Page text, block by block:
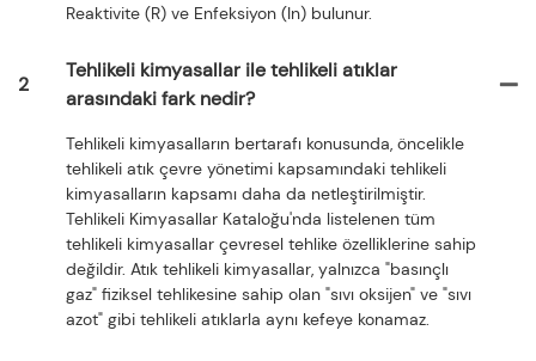
Reaktivite (R) ve Enfeksiyon (In) bulunur.
2
Tehlikeli kimyasallar ile tehlikeli atıklar
arasındaki fark nedir?
Tehlikeli kimyasalların bertarafı konusunda, öncelikle
tehlikeli atık çevre yönetimi kapsamındaki tehlikeli
kimyasalların kapsamı daha da netleştirilmiştir.
Tehlikeli Kimyasallar Kataloğu'nda listelenen tüm
tehlikeli kimyasallar çevresel tehlike özelliklerine sahip
değildir. Atık tehlikeli kimyasallar, yalnızca "basınçlı
gaz" fiziksel tehlikesine sahip olan "sıvı oksijen" ve "sıvı
azot" gibi tehlikeli atıklarla aynı kefeye konamaz.